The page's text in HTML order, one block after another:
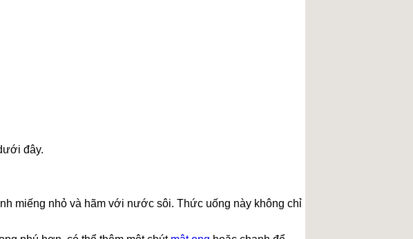
đây.
miếng nhỏ và hãm với nước sôi. Thức uống này không chỉ